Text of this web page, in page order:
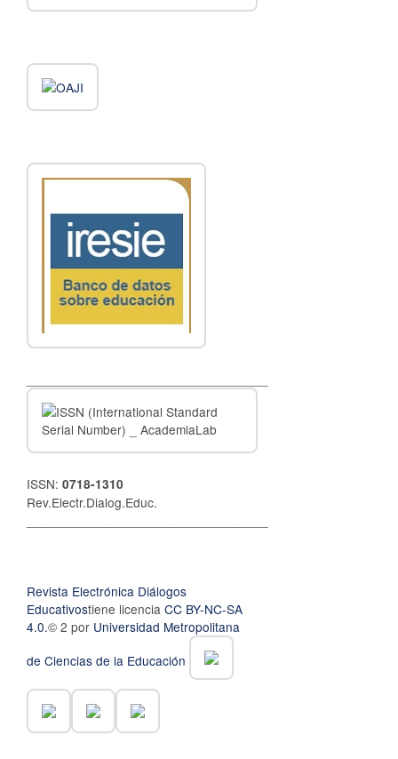
ISSN: 0718-1310
Rev.Electr.Dialog.Educ.
Revista Electrónica Diálogos
Educativostiene licencia CC BY-NC-SA
4.0.© 2 por Universidad Metropolitana
de Ciencias de la Educación